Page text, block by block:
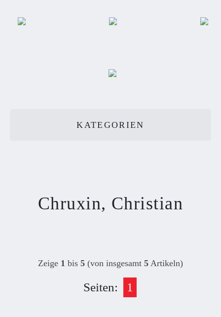
KATEGORIEN
Chruxin, Christian
Zeige 1 bis 5 (von insgesamt 5 Artikeln)
Seiten: 1